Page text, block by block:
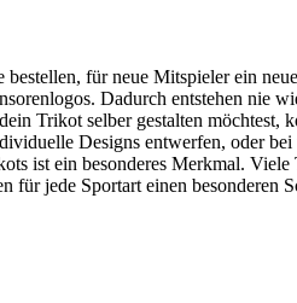
für neue Mitspieler ein
Dadurch entstehen
Trikot selber gestalten
Designs entwerfen, oder
ist ein besonderes Merkmal.
jede Sportart einen